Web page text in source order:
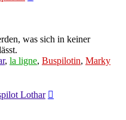
was sich in keiner
, la ligne, Buspilotin, Marky
Lothar